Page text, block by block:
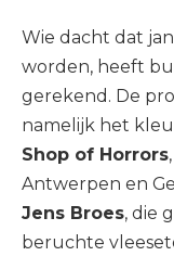
Wie dacht dat
worden, heeft
gerekend. De
namelijk het
Shop of Horrors
Antwerpen en
Jens Broes, die
beruchte